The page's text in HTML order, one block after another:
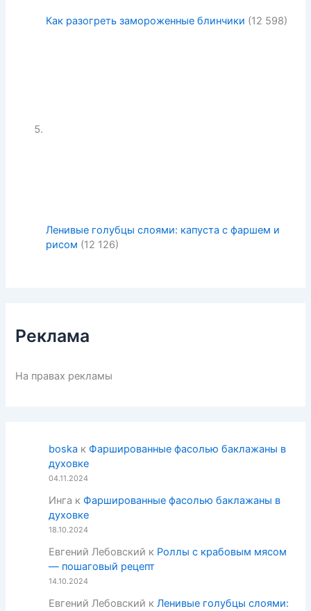
Как разогреть замороженные блинчики (12 598)
Ленивые голубцы слоями: капуста с фаршем и
рисом (12 126)
Реклама
На правах рекламы
boska к Фаршированные фасолью баклажаны в
духовке
04.11.2024
Инга к Фаршированные фасолью баклажаны в
духовке
18.10.2024
Евгений Лебовский к Роллы с крабовым мясом
— пошаговый рецепт
14.10.2024
Евгений Лебовский к Ленивые голубцы слоями: